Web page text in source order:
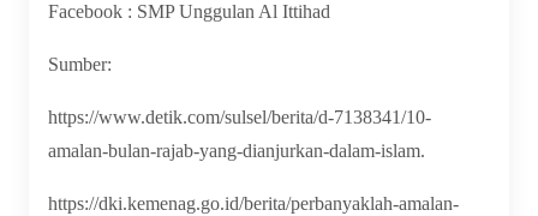
Facebook : SMP Unggulan Al Ittihad
Sumber:
https://www.detik.com/sulsel/berita/d-7138341/10-
amalan-bulan-rajab-yang-dianjurkan-dalam-islam.
https://dki.kemenag.go.id/berita/perbanyaklah-amalan-